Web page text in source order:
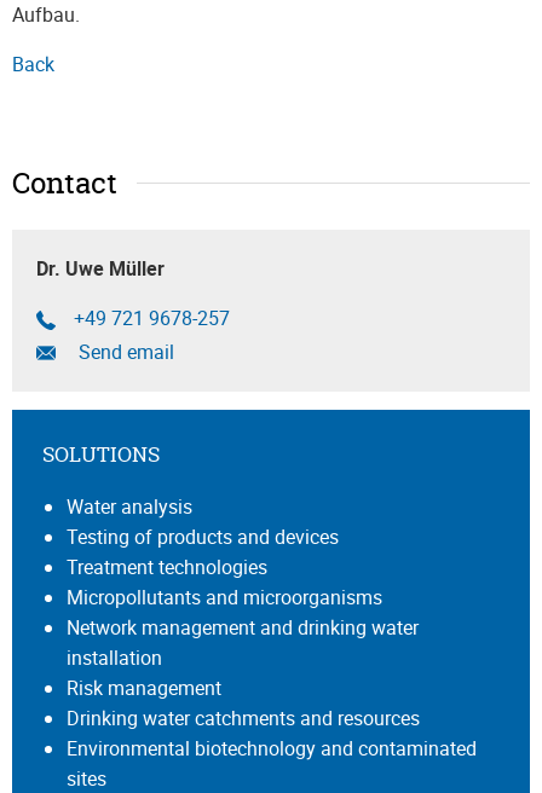
Aufbau.
Back
Contact
Dr. Uwe Müller
+49 721 9678-257
Send email
SOLUTIONS
Water analysis
Testing of products and devices
Treatment technologies
Micropollutants and microorganisms
Network management and drinking water
installation
Risk management
Drinking water catchments and resources
Environmental biotechnology and contaminated
sites